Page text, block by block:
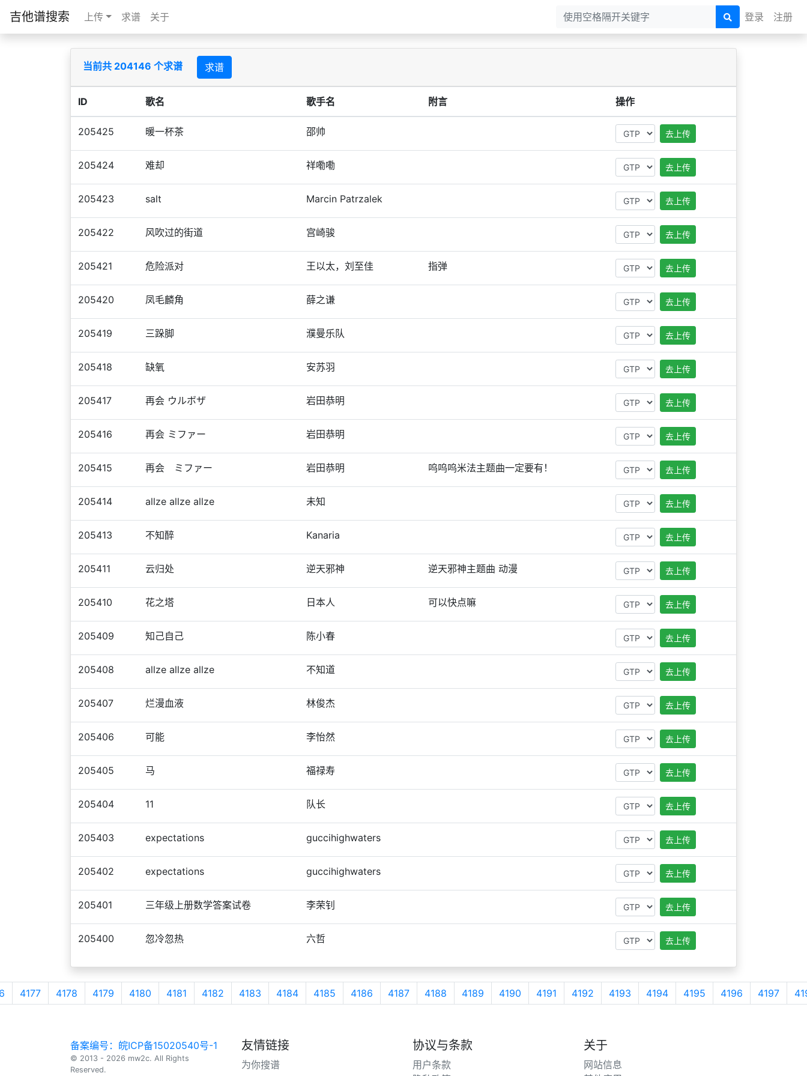
吉他谱搜索 上传 求谱 关于 登录 注册
当前共 204146 个求谱 求谱
ID 歌名 歌手名 附言 操作
205425 暖一杯茶 邵帅 去上传
205424 难却 祥嘞嘞 去上传
205423 salt Marcin Patrzalek 去上传
205422 风吹过的街道 宫崎骏 去上传
205421 危险派对 王以太，刘至佳 指弹 去上传
205420 凤毛麟角 薛之谦 去上传
205419 三跺脚 濮曼乐队 去上传
205418 缺氧 安苏羽 去上传
205417 再会 ウルボザ 岩田恭明 去上传
205416 再会 ミファー 岩田恭明 去上传
205415 再会 ミファー 岩田恭明 呜呜呜米法主题曲一定要有！ 去上传
205414 allze allze allze 未知 去上传
205413 不知醉 Kanaria 去上传
205411 云归处 逆天邪神 逆天邪神主题曲 动漫 去上传
205410 花之塔 日本人 可以快点嘛 去上传
205409 知己自己 陈小春 去上传
205408 allze allze allze 不知道 去上传
205407 烂漫血液 林俊杰 去上传
205406 可能 李怡然 去上传
205405 马 福禄寿 去上传
205404 11 队长 去上传
205403 expectations guccihighwaters 去上传
205402 expectations guccihighwaters 去上传
205401 三年级上册数学答案试卷 李荣钊 去上传
205400 忽冷忽热 六哲 去上传
4177 4178 4179 4180 4181 4182 4183 4184 4185 4186 4187 4188 4189 4190 4191 4192 4193 4194 4195 4196 4197
备案编号：皖ICP备15020540号-1
© 2013 - 2026 mw2c. All Rights
Reserved.
友情链接
为你搜谱
协议与条款
用户条款
关于
网站信息